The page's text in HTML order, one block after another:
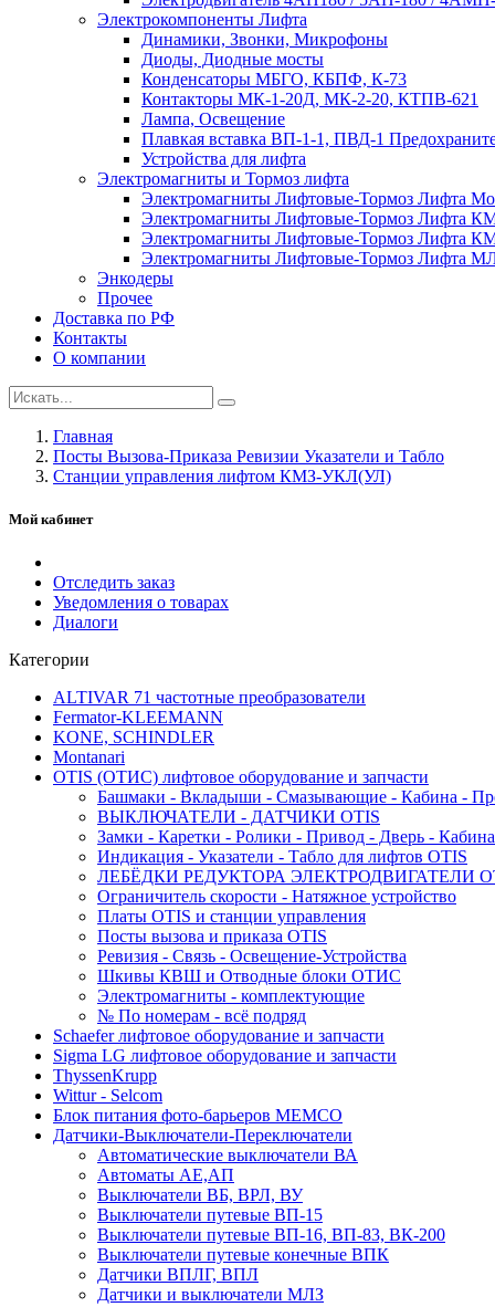
Электрокомпоненты Лифта
Динамики, Звонки, Микрофоны
Диоды, Диодные мосты
Конденсаторы МБГО, КБПФ, К-73
Контакторы МК-1-20Д, МК-2-20, КТПВ-621
Лампа, Освещение
Плавкая вставка ВП-1-1, ПВД-1
Устройства для лифта
Электромагниты и Тормоз лифта
Электромагниты Лифтовые-Тормоз Лифта
Электромагниты Лифтовые-Тормоз Лифта
Электромагниты Лифтовые-Тормоз
Электромагниты Лифтовые-Тормоз Лифта
Энкодеры
Прочее
Доставка по РФ
Контакты
О компании
Главная
Посты Вызова-Приказа Ревизии Указатели и Табло
Станции управления лифтом КМЗ-УКЛ(УЛ)
Мой кабинет
Отследить заказ
Уведомления о товарах
Диалоги
Категории
ALTIVAR 71 частотные преобразователи
Fermator-KLEEMANN
KONE, SCHINDLER
Montanari
OTIS (ОТИС) лифтовое оборудование и запчасти
Башмаки - Вкладыши - Смазывающие - Кабина -
ВЫКЛЮЧАТЕЛИ - ДАТЧИКИ OTIS
Замки - Каретки - Ролики - Привод - Дверь -
Индикация - Указатели - Табло для лифтов OTIS
ЛЕБЁДКИ РЕДУКТОРА ЭЛЕКТРОДВИГАТЕЛИ
Ограничитель скорости - Натяжное устройство
Платы OTIS и станции управления
Посты вызова и приказа OTIS
Ревизия - Связь - Освещение-Устройства
Шкивы КВШ и Отводные блоки ОТИС
Электромагниты - комплектующие
№ По номерам - всё подряд
Schaefer лифтовое оборудование и запчасти
Sigma LG лифтовое оборудование и запчасти
ThyssenKrupp
Wittur - Selcom
Блок питания фото-барьеров MEMCO
Датчики-Выключатели-Переключатели
Автоматические выключатели ВА
Автоматы АЕ,АП
Выключатели ВБ, ВРЛ, ВУ
Выключатели путевые ВП-15
Выключатели путевые ВП-16, ВП-83, ВК-200
Выключатели путевые конечные ВПК
Датчики ВПЛГ, ВПЛ
Датчики и выключатели МЛЗ